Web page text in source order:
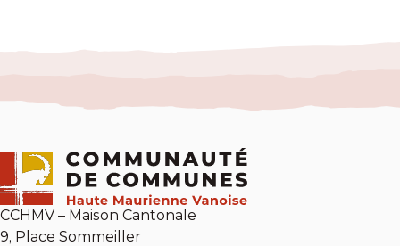
CCHMV – Maison Cantonale
9, Place Sommeiller